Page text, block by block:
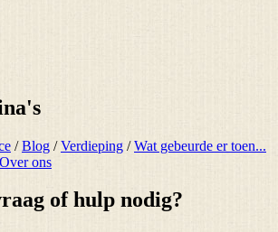
/Blog /Verdieping /Wat gebeurde er toen...
Over ons
of hulp nodig?